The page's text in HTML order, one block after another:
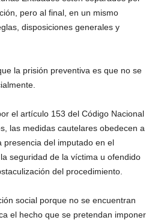
pero al final, en un mismo
disposiciones generales y
la prisión preventiva es que no se
el artículo 153 del Código Nacional
las medidas cautelares obedecen a
presencia del imputado en el
seguridad de la víctima u ofendido
del procedimiento.
social porque no se encuentran
el hecho que se pretendan imponer